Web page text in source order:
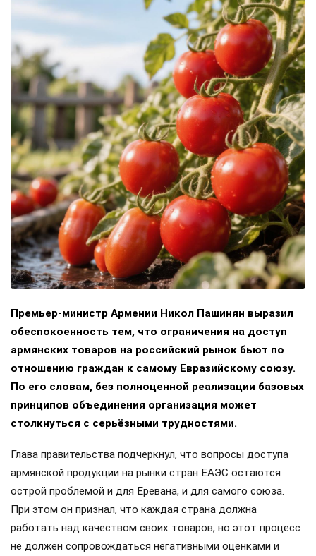
Премьер-министр Армении Никол Пашинян выразил
обеспокоенность тем, что ограничения на доступ
армянских товаров на российский рынок бьют по
отношению граждан к самому Евразийскому союзу.
По его словам, без полноценной реализации базовых
принципов объединения организация может
столкнуться с серьёзными трудностями.
Глава правительства подчеркнул, что вопросы доступа
армянской продукции на рынки стран ЕАЭС остаются
острой проблемой и для Еревана, и для самого союза.
При этом он признал, что каждая страна должна
работать над качеством своих товаров, но этот процесс
не должен сопровождаться негативными оценками и